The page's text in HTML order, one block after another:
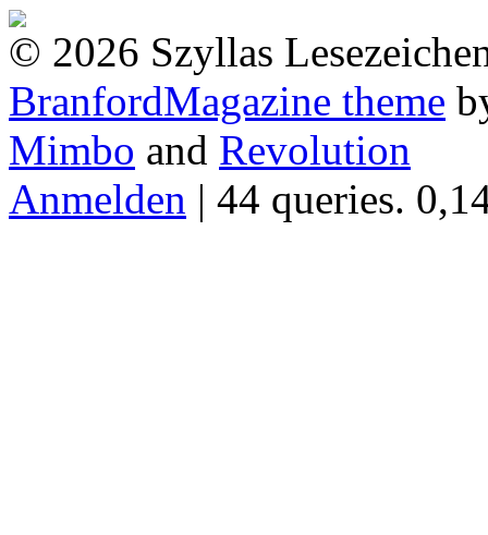
© 2026 Szyllas
BranfordMagazine theme
Mimbo and Revolution
Anmelden | 44 queries.